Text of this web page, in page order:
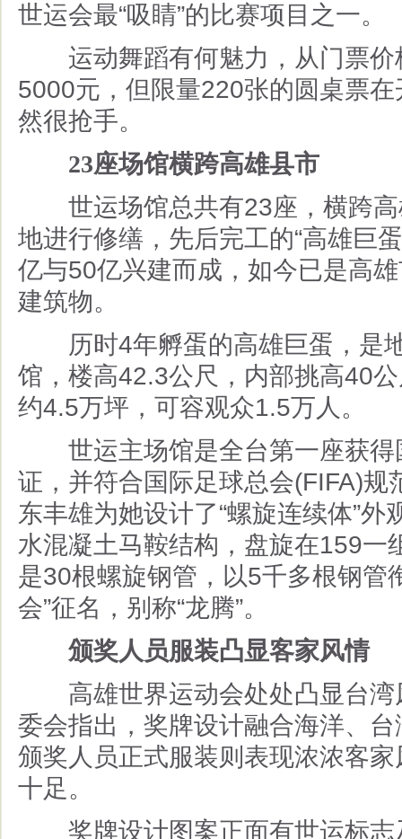
世运会最“吸睛”的比赛项目之一。
运动舞蹈有何魅力，从门票价
5000元，但限量220张的圆桌票在
然很抢手。
23座场馆横跨高雄县市
世运场馆总共有23座，横跨
地进行修缮，先后完工的“高雄巨蛋
亿与50亿兴建而成，如今已是高
建筑物。
历时4年孵蛋的高雄巨蛋，是
馆，楼高42.3公尺，内部挑高40
约4.5万坪，可容观众1.5万人。
世运主场馆是全台第一座获得
证，并符合国际足球总会(FIFA)规
东丰雄为她设计了“螺旋连续体”外
水混凝土马鞍结构，盘旋在159一
是30根螺旋钢管，以5千多根钢管
会”征名，别称“龙腾”。
颁奖人员服装凸显客家风情
高雄世界运动会处处凸显台湾
委会指出，奖牌设计融合海洋、
颁奖人员正式服装则表现浓浓客
十足。
奖牌设计图案正面有世运标志